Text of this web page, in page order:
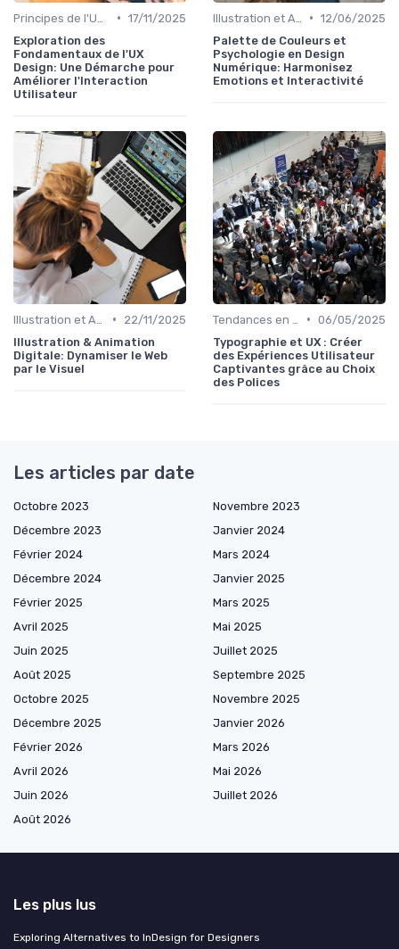
• 17/11/2025
Exploration des
Fondamentaux de l'UX
Design: Une Démarche pour
Améliorer l'Interaction
Utilisateur
• 12/06/2025
Palette de Couleurs et
Psychologie en Design
Numérique: Harmonisez
Emotions et Interactivité
•
22/11/2025
Illustration & Animation
Digitale: Dynamiser le Web
par le Visuel
• 06/05/2025
Typographie et UX : Créer
des Expériences Utilisateur
Captivantes grâce au Choix
des Polices
Les articles par date
Octobre 2023
Novembre 2023
Décembre 2023
Janvier 2024
Février 2024
Mars 2024
Décembre 2024
Janvier 2025
Février 2025
Mars 2025
Avril 2025
Mai 2025
Juin 2025
Juillet 2025
Août 2025
Septembre 2025
Octobre 2025
Novembre 2025
Décembre 2025
Janvier 2026
Février 2026
Mars 2026
Avril 2026
Mai 2026
Juin 2026
Juillet 2026
Août 2026
Les plus lus
Exploring Alternatives to InDesign for Designers